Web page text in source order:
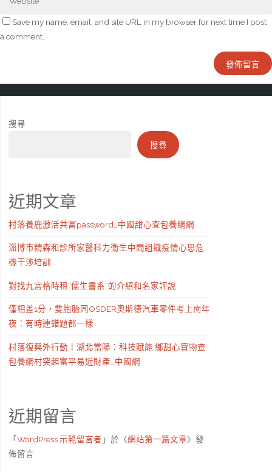
Save my name, email, and site URL in my browser for next time I post
a comment.
搜尋
搜尋
近期文章
村落養鹿激活共富password_中國甜心查包養網網
淄博市精森和診所家醫科力衛生中間組織疫情心思危
機干涉培訓
對找九宮格時租“儒生書系”的介紹和名家評說
僅相差1分，雙胞胎同OSDER奧斯德汽車零件考上南年
夜：有時連錯題都一樣
村落復興外行動丨湖北當陽：科技賦能 鄉甜心寶物查
包養網村突起富平易近財產_中國網
近期留言
「WordPress 示範留言者 」於〈網站第一篇文章〉發
佈留言